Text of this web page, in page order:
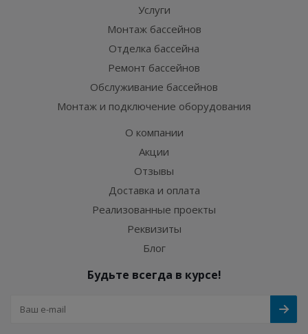
Услуги
Монтаж бассейнов
Отделка бассейна
Ремонт бассейнов
Обслуживание бассейнов
Монтаж и подключение оборудования
О компании
Акции
Отзывы
Доставка и оплата
Реализованные проекты
Реквизиты
Блог
Будьте всегда в курсе!